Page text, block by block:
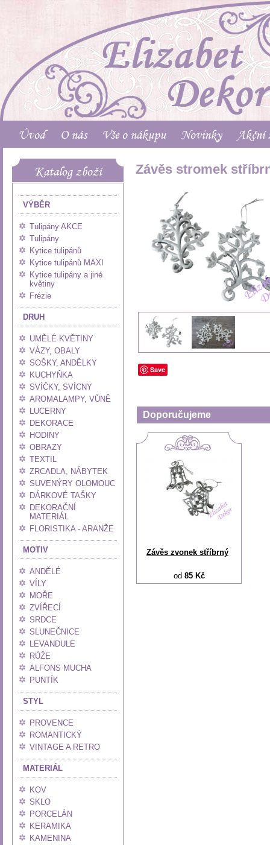
Úvod O nás Vše o nákupu Novinky Akční
Katalog zboží
VÝBĚR
Tulipány AKCE
Tulipány
Kytice tulipánů
Kytice tulipánů MAXI
Kytice tulipány a jiné
květiny
Frézie
DRUH
UMĚLÉ KVĚTINY
VÁZY, OBALY
SOŠKY, ANDĚLKY
KUCHYŇKA
SVÍČKY, SVÍCNY
AROMALAMPY, VŮNĚ
LUCERNY
DEKORACE
HODINY
OBRAZY
TEXTIL
ZRCADLA, NÁBYTEK
SUVENÝRY OLOMOUC
DÁRKOVÉ TAŠKY
DEKORAČNÍ
MATERIÁL
FLORISTIKA - ARANŽE
MOTIV
ANDĚLÉ
VÍLY
MOŘE
ZVÍŘECÍ
SRDCE
SLUNEČNICE
LEVANDULE
RŮŽE
ALFONS MUCHA
PUNTÍK
STYL
PROVENCE
ROMANTICKÝ
VINTAGE A RETRO
MATERIÁL
KOV
SKLO
PORCELÁN
KERAMIKA
KAMENINA
Závěs stromek
Save
Doporučujeme
Závěs zvonek stříbrný
od 85 Kč